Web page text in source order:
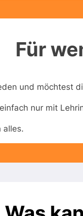
Für
und möchtest
nur mit
alles.